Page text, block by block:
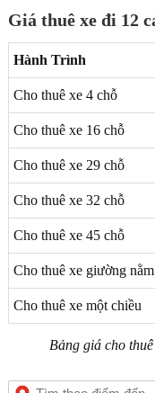
Giá thuê xe đi 12
Hành Trình
Cho thuê xe 4 chỗ
Cho thuê xe 16 chỗ
Cho thuê xe 29 chỗ
Cho thuê xe 32 chỗ
Cho thuê xe 45 chỗ
Cho thuê xe giường nằm
Cho thuê xe một chiều
Bảng giá cho